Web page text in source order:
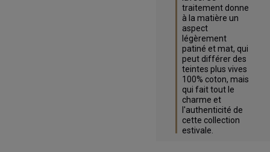
traitement donne
à la matière un
aspect
légèrement
patiné et mat, qui
peut différer des
teintes plus vives
100% coton, mais
qui fait tout le
charme et
l'authenticité de
cette collection
estivale.